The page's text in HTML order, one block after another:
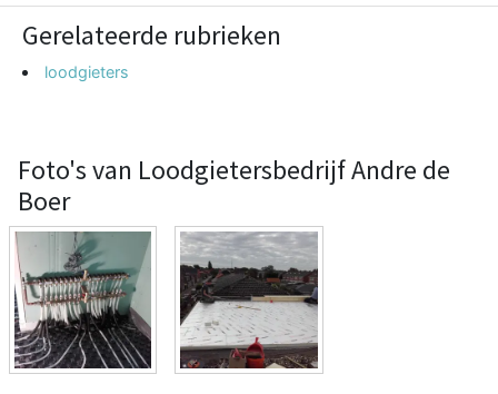
Gerelateerde rubrieken
loodgieters
Foto's van Loodgietersbedrijf Andre de
Boer